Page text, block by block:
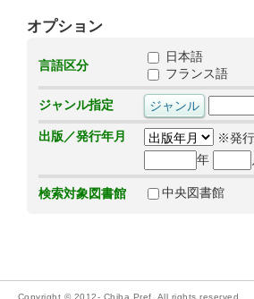
オプション
言語区分
日本語
フランス語
ジャンル指定
出版／発行年月
※発
年
検索対象図書館 中央図書館
Copyright © 2012- Chiba Pref. All rights reserved.